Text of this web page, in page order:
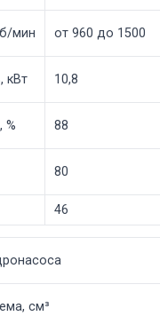
мин от 960 до 1500
кВт 10,8
% 88
80
46
см³